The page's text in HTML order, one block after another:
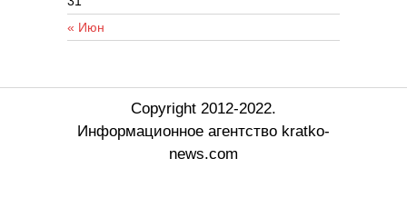
« Июн
Copyright 2012-2022.
Информационное агентство kratko-
news.com